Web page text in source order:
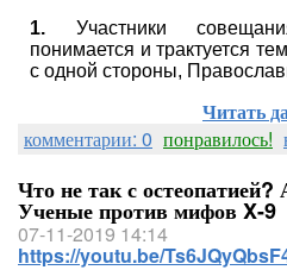
1. Участники
понимается и трактуется
с одной стороны,
Читать
комментарии: 0 понравилось!
Что не так с остеопатией?
Ученые против мифов X-9
07-11-2019 14:14
https://youtu.be/